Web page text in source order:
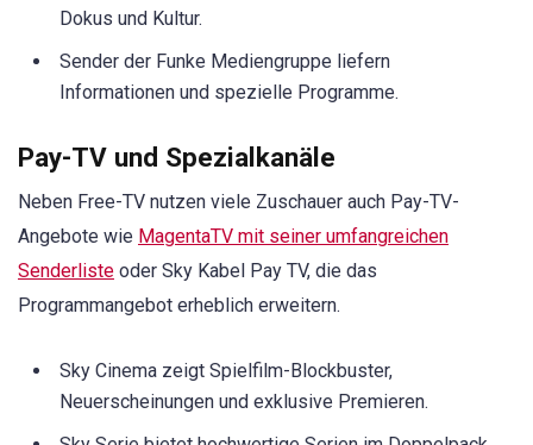
Dokus und Kultur.
Sender der Funke Mediengruppe liefern
Informationen und spezielle Programme.
Pay-TV und Spezialkanäle
Neben Free-TV nutzen viele Zuschauer auch Pay-TV-
Angebote wie MagentaTV mit seiner umfangreichen
Senderliste oder Sky Kabel Pay TV, die das
Programmangebot erheblich erweitern.
Sky Cinema zeigt Spielfilm-Blockbuster,
Neuerscheinungen und exklusive Premieren.